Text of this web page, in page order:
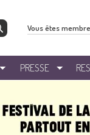
PRESSE
Vous êtes